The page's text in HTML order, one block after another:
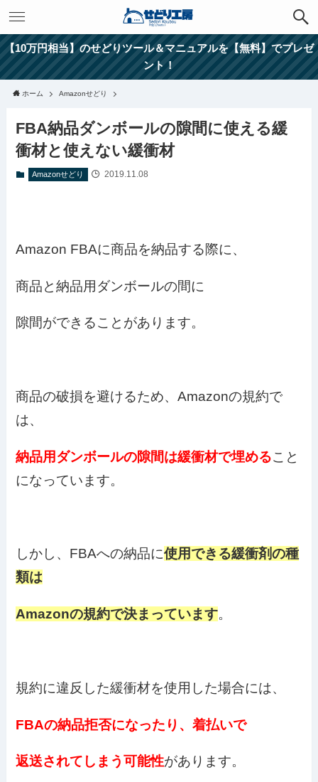
【10万円相当】のせどりツール＆マニュアルを【無料】でプレゼ
ント！
ホーム Amazonせどり
FBA納品ダンボールの隙間に使える緩
衝材と使えない緩衝材
Amazonせどり 2019.11.08
Amazon FBAに商品を納品する際に、
商品と納品用ダンボールの間に
隙間ができることがあります。
商品の破損を避けるため、Amazonの規約で
は、
納品用ダンボールの隙間は緩衝材で埋めること
になっています。
しかし、FBAへの納品に使用できる緩衝剤の種
類は
Amazonの規約で決まっています。
規約に違反した緩衝材を使用した場合には、
FBAの納品拒否になったり、着払いで
返送されてしまう可能性があります。